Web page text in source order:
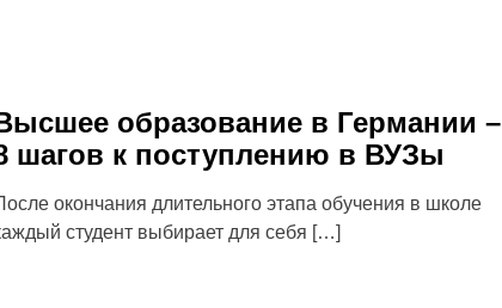
образование в Германии –
шагов к поступлению в ВУЗы
окончания длительного этапа обучения в школе
студент выбирает для себя […]